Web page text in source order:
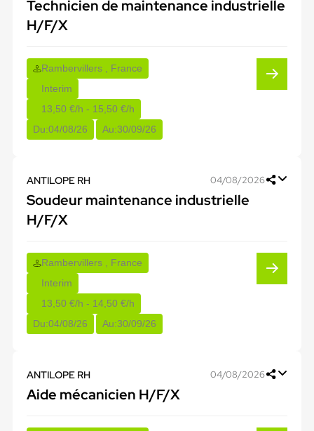
Technicien de maintenance industrielle
H/F/X
Rambervillers , France
Interim
13,50 €/h - 15,50 €/h
Du:04/08/26 Au:30/09/26
ANTILOPE RH 04/08/2026
Soudeur maintenance industrielle
H/F/X
Rambervillers , France
Interim
13,50 €/h - 14,50 €/h
Du:04/08/26 Au:30/09/26
ANTILOPE RH 04/08/2026
Aide mécanicien H/F/X